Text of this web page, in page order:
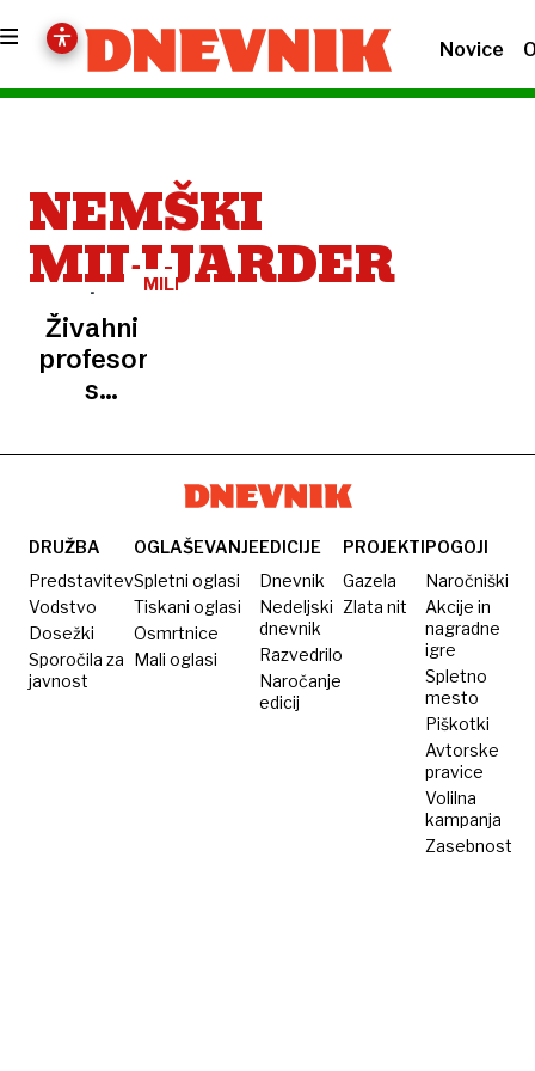
Novice
NEMŠKI
MILIJARDER
MILIJARDERJI
Živahni
profesor
s
pred
Dubrovnikom
s
protezami
DRUŽBA
Predstavitev
Vodstvo
Dosežki
Sporočila za
javnost
OGLAŠEVANJE
Spletni oglasi
Tiskani oglasi
Osmrtnice
Mali oglasi
EDICIJE
Dnevnik
Nedeljski
dnevnik
Razvedrilo
Naročanje
edicij
PROJEKTI
Gazela
Zlata nit
POGOJI
Naročniški
Akcije in
nagradne
igre
Spletno
mesto
Piškotki
Avtorske
pravice
Volilna
kampanja
Zasebnost